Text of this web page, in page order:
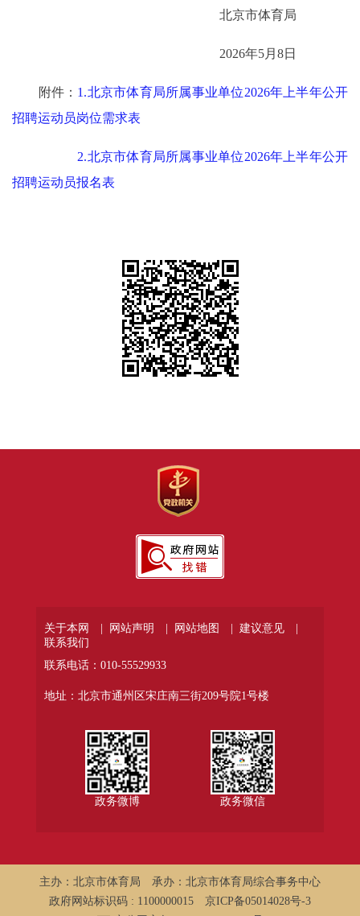
北京市体育局
2026年5月8日
附件： 1.北京市体育局所属事业单位2026年上半年公开
招聘运动员岗位需求表
2.北京市体育局所属事业单位2026年上半年公开
招聘运动员报名表
关于本网 | 网站声明 | 网站地图 |
建议意见 |
联系我们
联系电话：010-55529933
地址：北京市通州区宋庄南三街209号院1号楼
政务微博 政务微信
主办：北京市体育局
承办：北京市体育局综合事务中心
政府网站标识码 : 1100000015
京ICP备05014028号-3